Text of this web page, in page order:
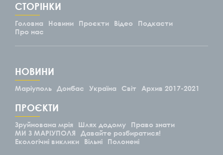
СТОРІНКИ
Головна Новини Проєкти Відео
Подкасти
Про нас
НОВИНИ
Маріуполь Донбас Україна Світ Архив 2017-2021
ПРОЄКТИ
Зруйнована мрія Шлях додому
Право знати
МИ З МАРІУПОЛЯ
Давайте розбиратися!
Екологічні виклики
Вільні Полонені